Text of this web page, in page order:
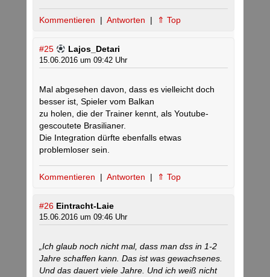
Kommentieren | Antworten | ⇑ Top
#25 Lajos_Detari
15.06.2016 um 09:42 Uhr
Mal abgesehen davon, dass es vielleicht doch
besser ist, Spieler vom Balkan
zu holen, die der Trainer kennt, als Youtube-
gescoutete Brasilianer.
Die Integration dürfte ebenfalls etwas
problemloser sein.
Kommentieren | Antworten | ⇑ Top
#26 Eintracht-Laie
15.06.2016 um 09:46 Uhr
„Ich glaub noch nicht mal, dass man dss in 1-2
Jahre schaffen kann. Das ist was gewachsenes.
Und das dauert viele Jahre. Und ich weiß nicht